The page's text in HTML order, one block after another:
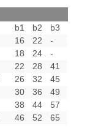
b1 b2
b3
16 22
-
18 24
-
22 28
41
26 32
45
30 36
49
38 44
57
46 52 65